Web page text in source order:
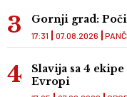
Gornji grad:
17:31 07.08.2026
Slavija sa 4
Evropi